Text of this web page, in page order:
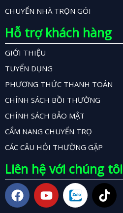
CHUYỂN NHÀ TRỌN GÓI
Hỗ trợ khách hàng
GIỚI THIỆU
TUYỂN DỤNG
PHƯƠNG THỨC THANH TOÁN
CHÍNH SÁCH BỒI THƯỜNG
CHÍNH SÁCH BẢO MẬT
CẨM NANG CHUYỂN TRỌ
CÁC CÂU HỎI THƯỜNG GẶP
Liên hệ với chúng tôi
F
a
Y
o
T
i